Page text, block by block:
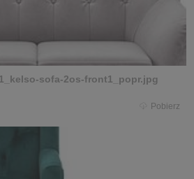
sofa-2os-front1_popr.jpg
Pobierz